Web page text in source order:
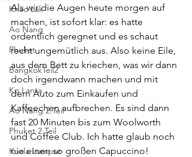
Khao Lak
Ao Nang
Phuket
BangkokTeil2
Ko Lanta
Ao Nang 2.Teil
Phuket 2.Teil
Kuala Lumpur
Als wir die Augen heute morgen auf
machen, ist sofort klar: es hatte
ordentlich geregnet und es schaut
recht ungemütlich aus. Also keine Eile,
aus dem Bett zu kriechen, was wir dann
doch irgendwann machen und mit
dem Auto zum Einkaufen und
Kaffeechen aufbrechen. Es sind dann
fast 20 Minuten bis zum Woolworth
und Coffee Club. Ich hatte glaub noch
nie einen so großen Capuccino!